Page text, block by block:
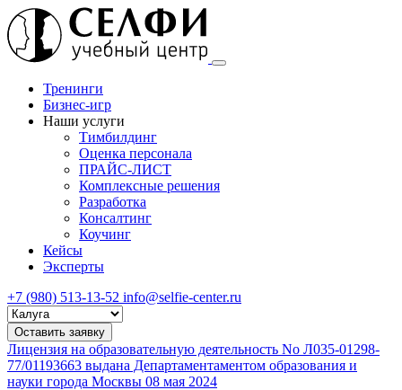
Тренинги
Бизнес-игр
Наши услуги
Тимбилдинг
Оценка персонала
ПРАЙС-ЛИСТ
Комплексные решения
Разработка
Консалтинг
Коучинг
Кейсы
Эксперты
+7 (980) 513-13-52 info@selfie-center.ru
Выберите
город
Оставить заявку
Лицензия на образовательную деятельность No Л035-01298-
77/01193663 выдана Департаментаментом образования и
науки города Москвы 08 мая 2024